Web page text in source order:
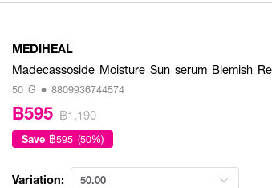
MEDIHEAL
Madecassoside Moisture Sun serum Blemish
50 G • 8809936744574
฿595 ฿1,190
Save ฿595 (50%)
Variation: 50.00